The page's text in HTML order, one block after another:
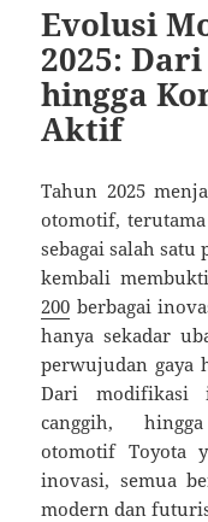
Evolusi
2025:
hingga
Aktif
Tahun 2025
otomotif,
sebagai salah
kembali
200 berbagai
hanya sekadar
perwujudan gaya
Dari modifikasi
canggih,
otomotif Toyota
inovasi, semua
modern dan